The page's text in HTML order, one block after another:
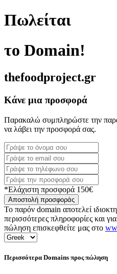
Πωλείται
το Domain!
thefoodproject.gr
Κάνε μια προσφορά
Παρακαλώ συμπληρώστε την
να λάβει την προσφορά σας.
*Ελάχιστη προσφορά 150€
Αποστολή προσφοράς
Το παρόν domain αποτελεί
περισσότερες πληροφορίες και
πώληση επισκεφθείτε μας στο
Περισσότερα Domains προς πώληση